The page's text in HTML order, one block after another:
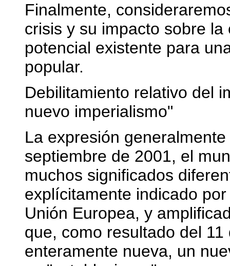
Finalmente,
crisis y su impacto sobre
potencial existente para
popular.
Debilitamiento relativo del
nuevo imperialismo"
La expresión
septiembre de 2001, el
muchos significados
explícitamente indicado
Unión Europea, y
que, como resultado del
enteramente nueva, un